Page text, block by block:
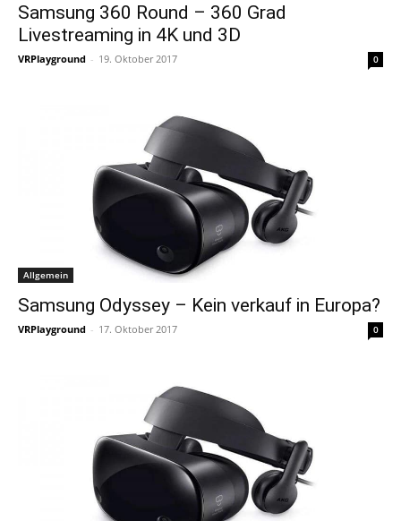
Samsung 360 Round – 360 Grad
Livestreaming in 4K und 3D
VRPlayground - 19. Oktober 2017 0
Allgemein
Samsung Odyssey – Kein verkauf in Europa?
VRPlayground - 17. Oktober 2017 0